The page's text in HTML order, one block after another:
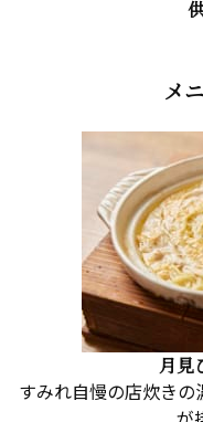
メ
月見
すみれ自慢の店炊きの